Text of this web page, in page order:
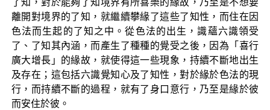
離開對境界的了知，就繼續攀緣了這些了知性，而住在因
色法而生起的了知之中。從色法的出生，識蘊六識領受
了、了知其內涵，而產生了種種的覺受之後，因為「喜行
廣大增長」的緣故，就使得這一些現象，持續不斷地出生
及存在；這包括六識覺知心及了知性，對於緣於色法的現
行，而持續不斷的過程，就有了身口意行，乃至是緣於彼
而安住於彼。